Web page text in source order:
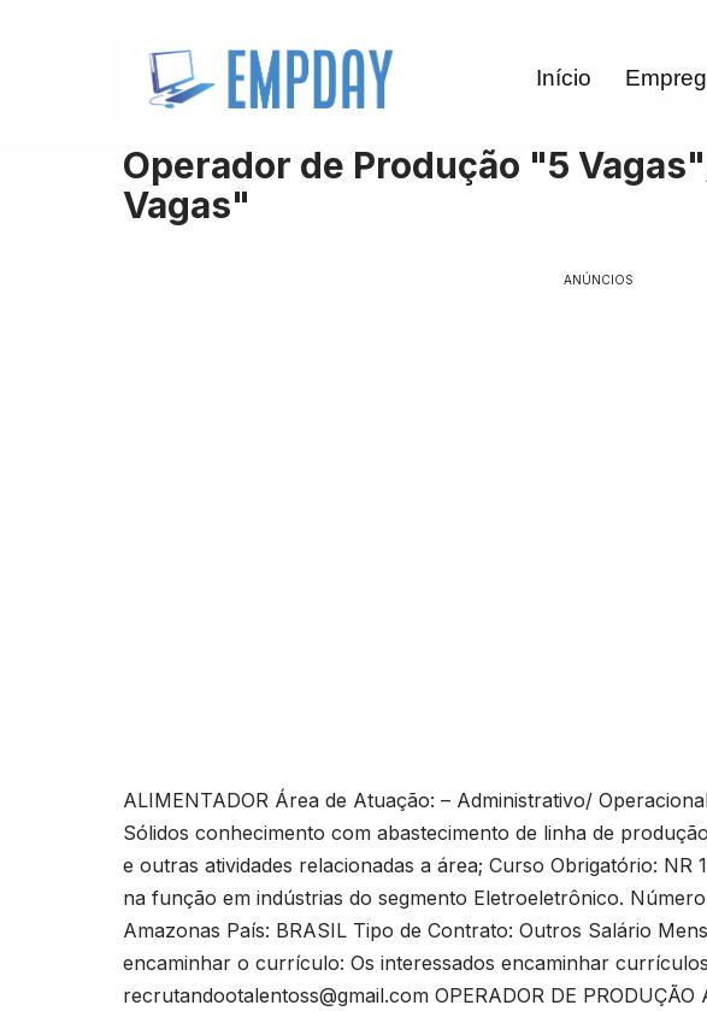
Início
Operador de Produção "5
Vagas"
ANÚNCIOS
ALIMENTADOR Área de Atuação: – Administrativo/
Sólidos conhecimento com abastecimento de linha de
e outras atividades relacionadas a área; Curso Obrigatório: NR
na função em indústrias do segmento Eletroeletrônico.
Amazonas País: BRASIL Tipo de Contrato: Outros Salário
encaminhar o currículo: Os interessados encaminhar
recrutandootalentoss@gmail.com OPERADOR DE